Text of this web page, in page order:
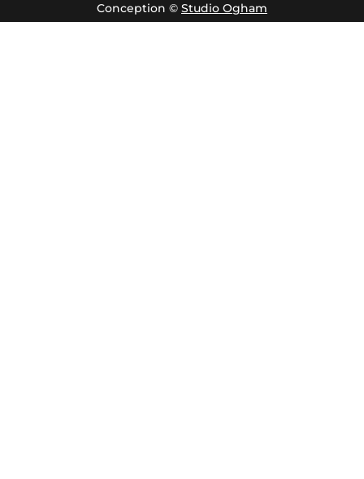
Conception © Studio Ogham